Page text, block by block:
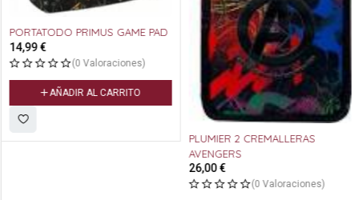
PORTATODO PRIMUS GAME PAD
14,99€
(0 Valoraciones)
AÑADIR AL CARRITO
PLUMIER 2 CREMALLERAS
AVENGERS
26,00€
(0 Valoraciones)